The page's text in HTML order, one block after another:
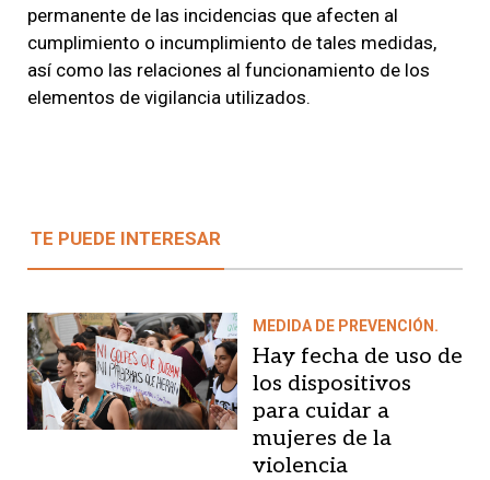
permanente de las incidencias que afecten al
cumplimiento o incumplimiento de tales medidas,
así como las relaciones al funcionamiento de los
elementos de vigilancia utilizados.
TE PUEDE INTERESAR
MEDIDA DE PREVENCIÓN.
Hay fecha de uso de
los dispositivos
para cuidar a
mujeres de la
violencia